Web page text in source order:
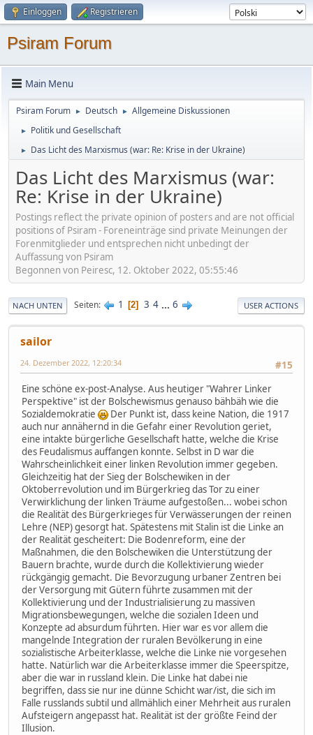
Einloggen Registrieren
Psiram Forum
Main Menu
Psiram Forum ► Deutsch ► Allgemeine Diskussionen
► Politik und Gesellschaft
► Das Licht des Marxismus (war: Re: Krise in der Ukraine)
Das Licht des Marxismus (war:
Re: Krise in der Ukraine)
Postings reflect the private opinion of posters and are not official
positions of Psiram - Foreneinträge sind private Meinungen der
Forenmitglieder und entsprechen nicht unbedingt der
Auffassung von Psiram
Begonnen von Peiresc, 12. Oktober 2022, 05:55:46
NACH UNTEN Seiten 1 2 3 4 ... 6 USER ACTIONS
sailor
#15
24. Dezember 2022, 12:20:34
Eine schöne ex-post-Analyse. Aus heutiger "Wahrer Linker
Perspektive" ist der Bolschewismus genauso bähbäh wie die
Sozialdemokratie
Der Punkt ist, dass keine Nation, die 1917
auch nur annähernd in die Gefahr einer Revolution geriet,
eine intakte bürgerliche Gesellschaft hatte, welche die Krise
des Feudalismus auffangen konnte. Selbst in D war die
Wahrscheinlichkeit einer linken Revolution immer gegeben.
Gleichzeitig hat der Sieg der Bolschewiken in der
Oktoberrevolution und im Bürgerkrieg das Tor zu einer
Verwirklichung der linken Träume aufgestoßen... wobei schon
die Realität des Bürgerkrieges für Verwässerungen der reinen
Lehre (NEP) gesorgt hat. Spätestens mit Stalin ist die Linke an
der Realität gescheitert: Die Bodenreform, eine der
Maßnahmen, die den Bolschewiken die Unterstützung der
Bauern brachte, wurde durch die Kollektivierung wieder
rückgängig gemacht. Die Bevorzugung urbaner Zentren bei
der Versorgung mit Gütern führte zusammen mit der
Kollektivierung und der Industrialisierung zu massiven
Migrationsbewegungen, welche die sozialen Ideen und
Konzepte ad absurdum führten. Hier war es vor allem die
mangelnde Integration der ruralen Bevölkerung in eine
sozialistische Arbeiterklasse, welche die Linke nie vorgesehen
hatte. Natürlich war die Arbeiterklasse immer die Speerspitze,
aber die war in russland klein. Die Linke hat dabei nie
begriffen, dass sie nur ine dünne Schicht war/ist, die sich im
Falle russlands subtil und allmählich einer Mehrheit aus ruralen
Aufsteigern angepasst hat. Realität ist der größte Feind der
Illusion.